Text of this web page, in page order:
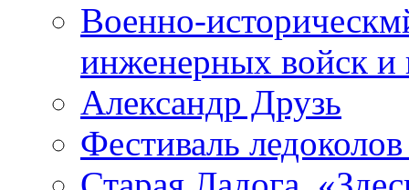
Военно-
инженерных войск и
Александр Друзь
Фестиваль